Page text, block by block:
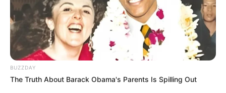
BUZZDAY
The Truth About Barack Obama's Parents Is Spilling Out